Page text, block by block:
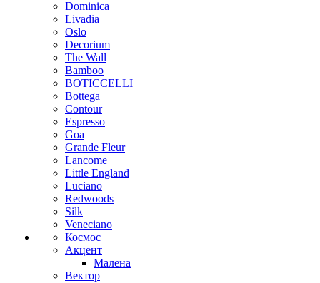
Dominica
Livadia
Oslo
Decorium
The Wall
Bamboo
BOTICCELLI
Bottega
Contour
Espresso
Goa
Grande Fleur
Lancome
Little England
Luciano
Redwoods
Silk
Veneciano
Космос
Акцент
Малена
Вектор